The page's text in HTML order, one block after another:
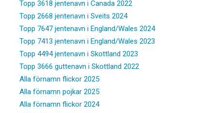
Topp 3618 jentenavn i Canada 2022
Topp 2668 jentenavn i Sveits 2024
Topp 7647 jentenavn i England/Wales 2024
Topp 7413 jentenavn i England/Wales 2023
Topp 4494 jentenavn i Skottland 2023
Topp 3666 guttenavn i Skottland 2022
Alla förnamn flickor 2025
Alla förnamn pojkar 2025
Alla förnamn flickor 2024